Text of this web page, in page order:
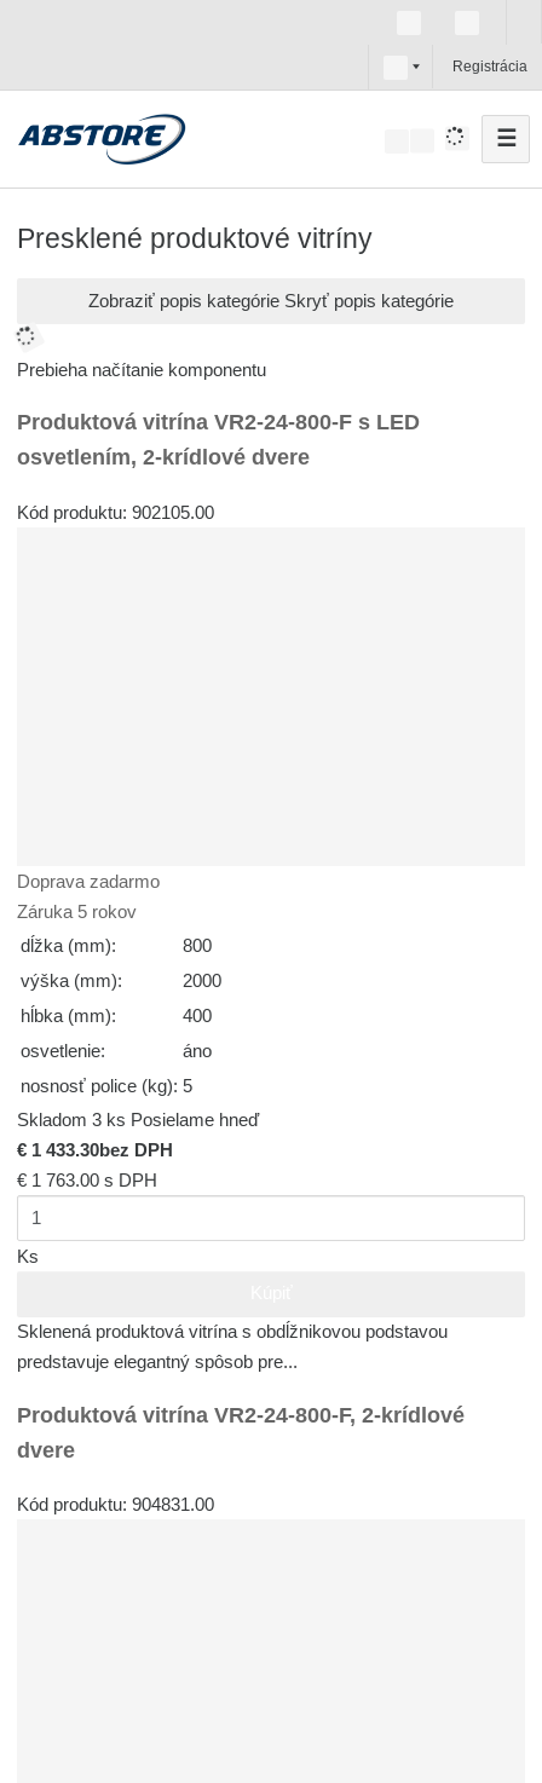
s
k
Registrácia
n
☰
Presklené produktové vitríny
Zobraziť popis kategórie Skryť popis kategórie
Prebieha načítanie komponentu
Produktová vitrína VR2-24-800-F s LED
osvetlením, 2-krídlové dvere
Kód produktu: 902105.00
Doprava zadarmo
Záruka 5 rokov
dĺžka (mm):
800
výška (mm):
2000
hĺbka (mm):
400
osvetlenie:
áno
nosnosť police (kg): 5
Skladom 3 ks Posielame hneď
€ 1 433.30bez DPH
€ 1 763.00s DPH
Ks
Sklenená produktová vitrína s obdĺžnikovou podstavou
predstavuje elegantný spôsob pre...
Produktová vitrína VR2-24-800-F, 2-krídlové
dvere
Kód produktu: 904831.00